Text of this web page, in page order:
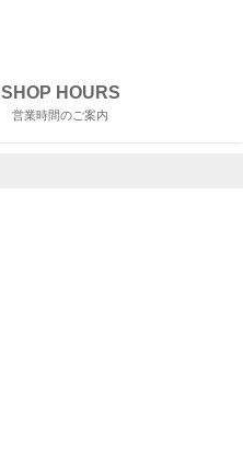
SHOP HOURS
営業時間のご案内